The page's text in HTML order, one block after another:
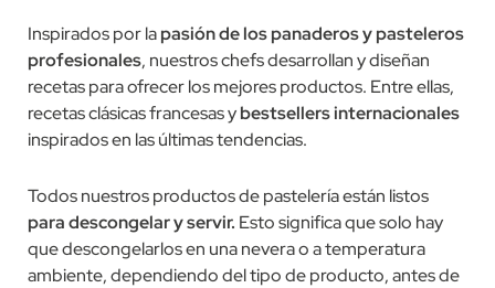
Inspirados por lapasión de los panaderos y pasteleros
profesionales, nuestros chefs desarrollan y diseñan
recetas para ofrecer los mejores productos. Entre ellas,
recetas clásicas francesas ybestsellers internacionales
inspirados en las últimas tendencias.
Todos nuestros productos de pastelería están listos
para descongelar y servir. Esto significa que solo hay
que descongelarlos en una nevera o a temperatura
ambiente, dependiendo del tipo de producto, antes de